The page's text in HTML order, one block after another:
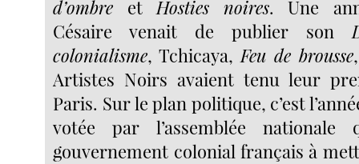
d’ombre et Hosties noires. Une
Césaire venait de publier son
colonialisme, Tchicaya, Feu de brousse
Artistes Noirs avaient tenu leur
Paris. Sur le plan politique, c’est
votée par l’assemblée
gouvernement colonial français à